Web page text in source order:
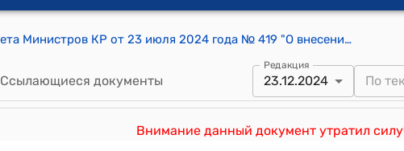
Постановление Кабинета Министров КР от 23 июля 2024 года № 419 "О внесении изменений в постановление Кабинета Министров Кыргызской Республики "Об утверждении Порядка формирования и использования сумм штрафов, взысканных за совершение правонарушений, обработанных в автоматизированной информационной системе "Единый реестр правонарушений", в том числе зафиксированных с применением аппаратно-программного комплекса, в рамках реализации компонента "Безопасный город" проекта "Умный город" от 6 июня 2022 года № 299
Ссылающиеся документы
Редакция
23.12.2024
Внимание данный документ утратил